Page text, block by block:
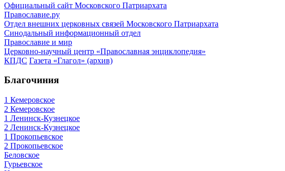
Официальный сайт Московского Патриархата
Православие.ру
Отдел внешних церковных связей Московского Патриархата
Синодальный информационный отдел
Православие и мир
Церковно-научный центр «Православная энциклопедия»
КПДС Газета «Глагол» (архив)
Благочиния
1 Кемеровское
2 Кемеровское
1 Ленинск-Кузнецкое
2 Ленинск-Кузнецкое
1 Прокопьевское
2 Прокопьевское
Беловское
Гурьевское